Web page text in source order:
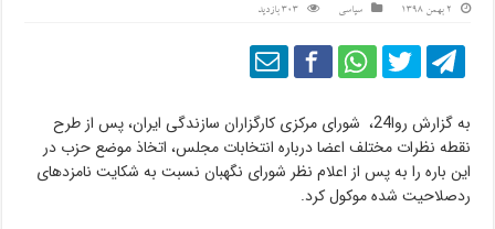
2 بهمن 1398 سیاسی 303 بازدید
به گزارش روا24، شورای مرکزی کارگزاران سازندگی ایران، پس از طرح
نقطه نظرات مختلف اعضا درباره انتخابات مجلس، اتخاذ موضع حزب در
این باره را به پس از اعلام نظر شورای نگهبان نسبت به شکایت نامزدهای
ردصلاحیت شده موکول کرد.